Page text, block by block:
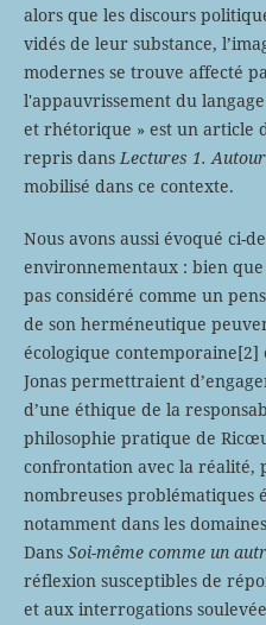
alors que les discours
vidés de leur substance,
modernes se trouve affecté
l'appauvrissement du
et rhétorique » est un article
repris dans Lectures 1.
mobilisé dans ce contexte.
Nous avons aussi évoqué ci-
environnementaux : bien
pas considéré comme un
de son herméneutique
écologique contemporaine[2]
Jonas permettraient
d’une éthique de la
philosophie pratique de
confrontation avec la réalité,
nombreuses problématiques
notamment dans les
Dans Soi-même comme un
réflexion susceptibles de
et aux interrogations